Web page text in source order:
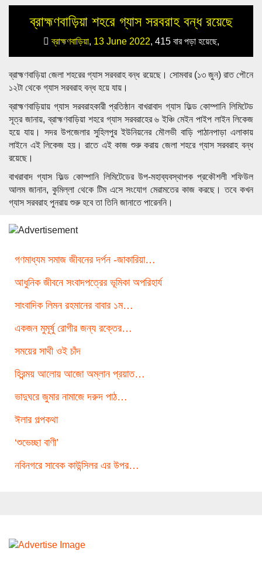
ব্রাহ্মণবাড়িয়া শহরে গ্যাস সরবরাহ বন্ধ রয়েছে
ব্রাহ্মণবাড়িয়া, 13 June 2022, 415 বার পড়া হয়েছে,
ব্রাহ্মণবাড়িয়া জেলা শহরের গ্যাস সরবরাহ বন্ধ রয়েছে। সোমবার (১৩ জুন) রাত পৌনে
১২টা থেকে গ্যাস সরবরাহ বন্ধ হয়ে যায়।
ব্রাহ্মণবাড়িয়ায় গ্যাস সরবরাহকারী প্রতিষ্ঠান বাখরাবাদ গ্যাস ফিল্ড কোম্পানি লিমিটেড
সূত্র জানায়, ব্রাহ্মণবাড়িয়া শহরে গ্যাস সরবরাহের ৬ ইঞ্চি মেইন পাইপ লাইন লিকেজ
হয়ে যায়। সদর উপজেলার সুহিলপুর ইউনিয়নের মৌলভী বাড়ি পাঠানপাড়া এলাকায়
লাইনে এই লিকেজ হয়। রাতে এই কাজ শুরু করায় জেলা শহরে গ্যাস সরবরাহ বন্ধ
রয়েছে।
বাখরাবাদ গ্যাস ফিল্ড কোম্পানি লিমিটেডের উপ-মহাব্যবস্থাপক প্রকৌশলী শফিউল
আলম জানান, কুমিল্লা থেকে টিম এসে সংযোগ মেরামতের কাজ করছে। তবে কখন
গ্যাস সরবরাহ পুনরায় শুরু হবে তা তিনি জানাতে পারেননি।
গণমাধ্যম সমাজ জীবনের দর্পন -জাকারিয়া…
আধুনিক জীবনে সংবাদপত্রের ভূমিকা অপরিহার্য
সাংবাদিক লিমন রহমানের বাবার ১ম…
একজন মুমূর্ষু রোগীর জন্য রক্তের…
সময়ের সাথী ওই চাঁদ
হিরন্ময় আলোয় আজো অম্লান প্রয়াত…
ভাদুঘরে জুমার নামাজে দরুদ পাঠ…
ঈলার গল্পকথা
‘শুভেচ্ছা বাণী’
নবিনগরে সাবেক কাউন্সিলর এর উপর…